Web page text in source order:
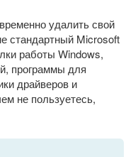
удалить свой
стандартный Microsoft
работы Windows,
программы для
драйверов и
не пользуетесь,